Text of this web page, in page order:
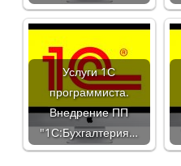
Услуги 1С
программиста.
Внедрение ПП
"1С:Бухгалтерия…